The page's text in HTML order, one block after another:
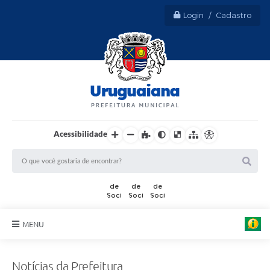
Login / Cadastro
Acessibilidade
MENU
Notícias da Prefeitura